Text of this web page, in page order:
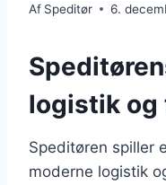
Af Speditør 6.
logistik og
Speditøren spiller
moderne logistik